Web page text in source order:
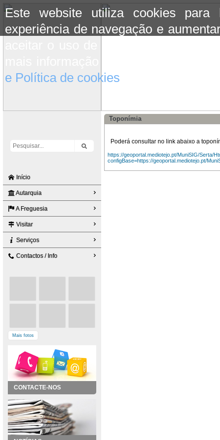
Este website utiliza cookies para
experiência de navegação e
e Política de cookies
Início
Autarquia
A Freguesia
Visitar
Serviços
Contactos / Info
Mais fotos
CONTACTE-NOS
Toponímia
Poderá consultar no link abaixo a
https://geoportal.mediotejo.pt/MuniSIG/Serta/
configBase=https://geoportal.mediotejo.pt/